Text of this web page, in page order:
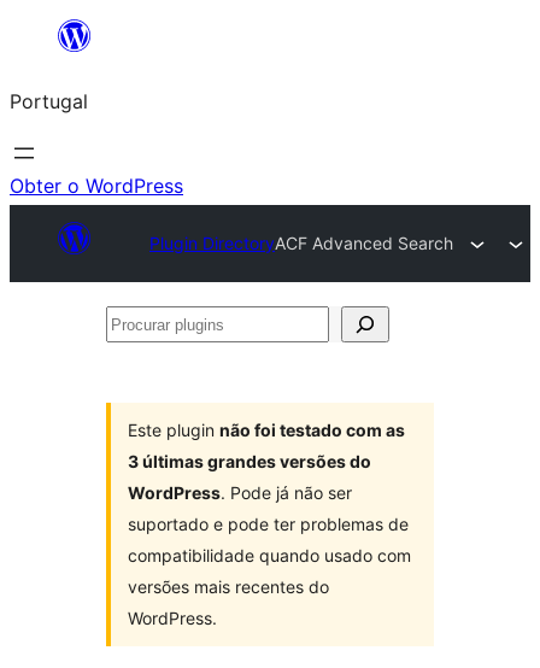
Saltar
o
conteúdo
Portugal
Obter o WordPress
Plugin DirectoryACF Advanced Search
Procurar
Este plugin não foi testado com as
3 últimas grandes versões do
WordPress. Pode já não ser
suportado e pode ter problemas de
compatibilidade quando usado com
versões mais recentes do
WordPress.